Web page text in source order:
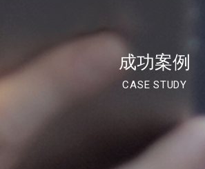
成功案例
CASE STUDY